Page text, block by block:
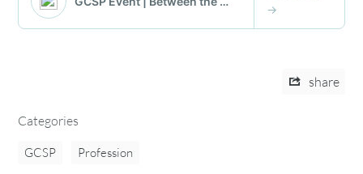
share
Categories
GCSP Profession